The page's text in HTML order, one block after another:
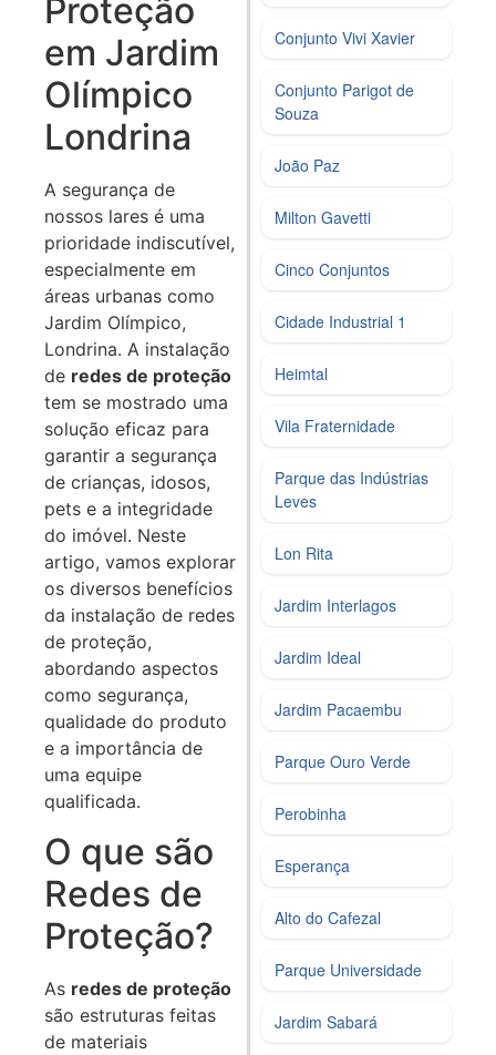
Proteção
em Jardim
Olímpico
Londrina
A segurança de
nossos lares é uma
prioridade indiscutível,
especialmente em
áreas urbanas como
Jardim Olímpico,
Londrina. A instalação
de redes de proteção
tem se mostrado uma
solução eficaz para
garantir a segurança
de crianças, idosos,
pets e a integridade
do imóvel. Neste
artigo, vamos explorar
os diversos benefícios
da instalação de redes
de proteção,
abordando aspectos
como segurança,
qualidade do produto
e a importância de
uma equipe
qualificada.
O que são
Redes de
Proteção?
As redes de proteção
são estruturas feitas
de materiais
Conjunto Vivi Xavier
Conjunto Parigot de
Souza
João Paz
Milton Gavetti
Cinco Conjuntos
Cidade Industrial 1
Heimtal
Vila Fraternidade
Parque das Indústrias
Leves
Lon Rita
Jardim Interlagos
Jardim Ideal
Jardim Pacaembu
Parque Ouro Verde
Perobinha
Esperança
Alto do Cafezal
Parque Universidade
Jardim Sabará